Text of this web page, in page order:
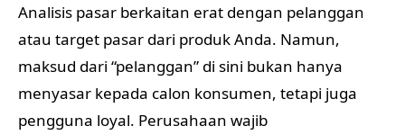
Analisis pasar berkaitan erat dengan pelanggan
atau target pasar dari produk Anda. Namun,
maksud dari “pelanggan” di sini bukan hanya
menyasar kepada calon konsumen, tetapi juga
pengguna loyal. Perusahaan wajib